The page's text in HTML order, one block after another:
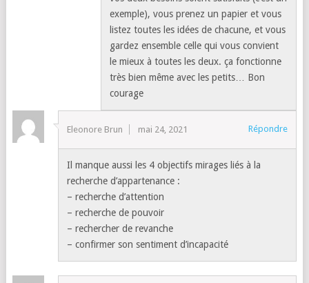
exemple), vous prenez un papier et vous
listez toutes les idées de chacune, et vous
gardez ensemble celle qui vous convient
le mieux à toutes les deux. ça fonctionne
très bien même avec les petits… Bon
courage
Eleonore Brun mai 24, 2021 Répondre
Il manque aussi les 4 objectifs mirages liés à la
recherche d’appartenance :
– recherche d’attention
– recherche de pouvoir
– rechercher de revanche
– confirmer son sentiment d’incapacité